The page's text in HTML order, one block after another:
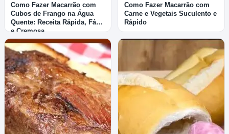
Como Fazer Macarrão com
Cubos de Frango na Água
Quente: Receita Rápida, Fácil
e Cremosa
Como Fazer Macarrão com
Carne e Vegetais Suculento e
Rápido